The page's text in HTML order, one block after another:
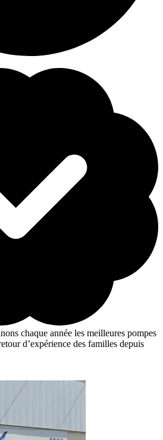
chaque année les meilleures pompes
d’expérience des familles depuis